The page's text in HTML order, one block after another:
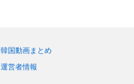
韓国動画まとめ
運営者情報